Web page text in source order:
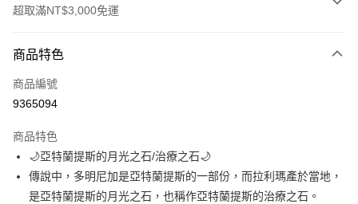
超取滿NT$3,000免運
信用卡一次付款
超商取貨付款
Apple Pay
街口支付
商品特色
商品編號
9365094
商品特色
🌙亞特蘭提斯的月光之石/治療之石🌙
傳說中，多明尼加是亞特蘭提斯的一部份，而拉利瑪產於當地，
是亞特蘭提斯的月光之石，也稱作亞特蘭提斯的治療之石。